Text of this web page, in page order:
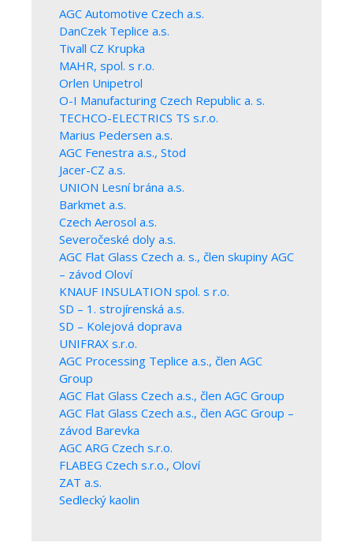
AGC Automotive Czech a.s.
DanCzek Teplice a.s.
Tivall CZ Krupka
MAHR, spol. s r.o.
Orlen Unipetrol
O-I Manufacturing Czech Republic a. s.
TECHCO-ELECTRICS TS s.r.o.
Marius Pedersen a.s.
AGC Fenestra a.s., Stod
Jacer-CZ a.s.
UNION Lesní brána a.s.
Barkmet a.s.
Czech Aerosol a.s.
Severočeské doly a.s.
AGC Flat Glass Czech a. s., člen skupiny AGC
– závod Oloví
KNAUF INSULATION spol. s r.o.
SD – 1. strojírenská a.s.
SD – Kolejová doprava
UNIFRAX s.r.o.
AGC Processing Teplice a.s., člen AGC
Group
AGC Flat Glass Czech a.s., člen AGC Group
AGC Flat Glass Czech a.s., člen AGC Group –
závod Barevka
AGC ARG Czech s.r.o.
FLABEG Czech s.r.o., Oloví
ZAT a.s.
Sedlecký kaolin